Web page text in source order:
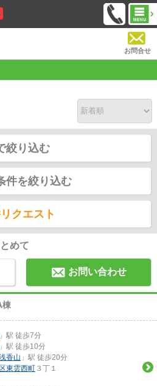
お問合せ
絞り込む
件を絞り込む
クエスト
めて
お問い合わせ
棟
」駅 徒歩7分
」駅 徒歩10分
香山 」駅 徒歩20分
東雲西町 ３丁１